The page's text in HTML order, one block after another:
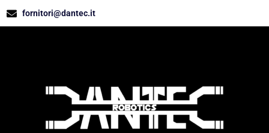
fornitori@dantec.it